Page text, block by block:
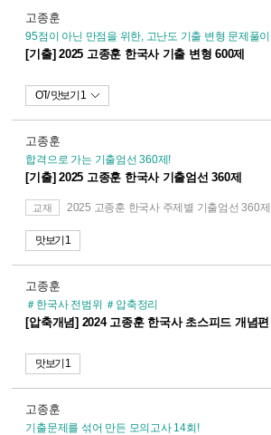
고종훈
95점이 아닌 만점을 위한, 고난도 기출 변형 문제풀이
[기출] 2025 고종훈 한국사 기출 변형 600제
OT 맛보기 1
고종훈
합격으로 가는 기출엄선 360제!
[기출] 2025 고종훈 한국사 기출엄선 360제
교재 2025 고종훈 한국사 주제별 기출엄선 360제
맛보기 1
고종훈
＃한국사 전범위 ＃압축정리
[압축개념] 2024 고종훈 한국사 초스피드 개념편
맛보기 1
고종훈
기출문제를 섞어 만든 모의고사 14회!